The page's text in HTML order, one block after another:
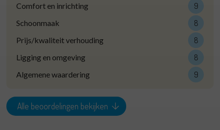
Comfort en inrichting 9
Schoonmaak 8
Prijs/kwaliteit verhouding 8
Ligging en omgeving 8
Algemene waardering 9
Alle beoordelingen bekijken